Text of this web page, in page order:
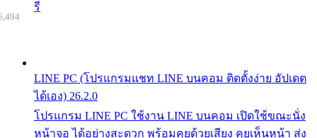
รี
LINE PC (โปรแกรมแชท LINE บนคอม ติดตั้งง่าย อัปเดต
ได้เอง) 26.2.0
โปรแกรม LINE PC ใช้งาน LINE บนคอม เปิดใช้ขณะนั่ง
หน้าจอ ได้อย่างสะดวก พร้อมคุยด้วยเสียง คุยเห็นหน้า ส่ง